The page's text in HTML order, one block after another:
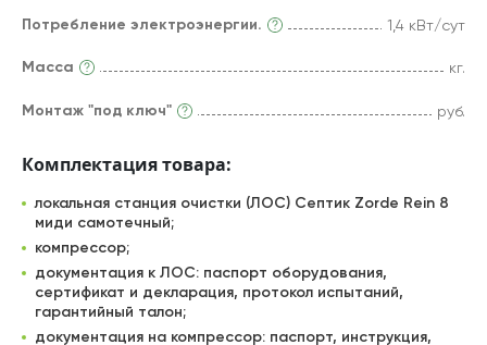
Потребление электроэнергии. 1,4 кВт/сут
Масса кг.
Монтаж "под ключ" руб.
Комплектация товара:
локальная станция очистки (ЛОС) Септик Zorde Rein 8
миди самотечный;
компрессор;
документация к ЛОС: паспорт оборудования,
сертификат и декларация, протокол испытаний,
гарантийный талон;
документация на компрессор: паспорт, инструкция,